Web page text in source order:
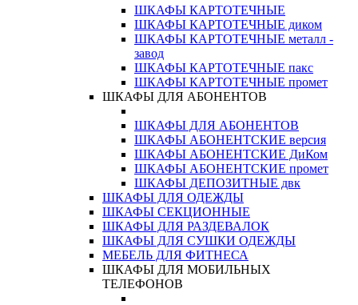
ШКАФЫ КАРТОТЕЧНЫЕ
ШКАФЫ КАРТОТЕЧНЫЕ диком
ШКАФЫ КАРТОТЕЧНЫЕ металл -
завод
ШКАФЫ КАРТОТЕЧНЫЕ пакс
ШКАФЫ КАРТОТЕЧНЫЕ промет
ШКАФЫ ДЛЯ АБОНЕНТОВ
ШКАФЫ ДЛЯ АБОНЕНТОВ
ШКАФЫ АБОНЕНТСКИЕ версия
ШКАФЫ АБОНЕНТСКИЕ ДиКом
ШКАФЫ АБОНЕНТСКИЕ промет
ШКАФЫ ДЕПОЗИТНЫЕ двк
ШКАФЫ ДЛЯ ОДЕЖДЫ
ШКАФЫ СЕКЦИОННЫЕ
ШКАФЫ ДЛЯ РАЗДЕВАЛОК
ШКАФЫ ДЛЯ СУШКИ ОДЕЖДЫ
МЕБЕЛЬ ДЛЯ ФИТНЕСА
ШКАФЫ ДЛЯ МОБИЛЬНЫХ
ТЕЛЕФОНОВ